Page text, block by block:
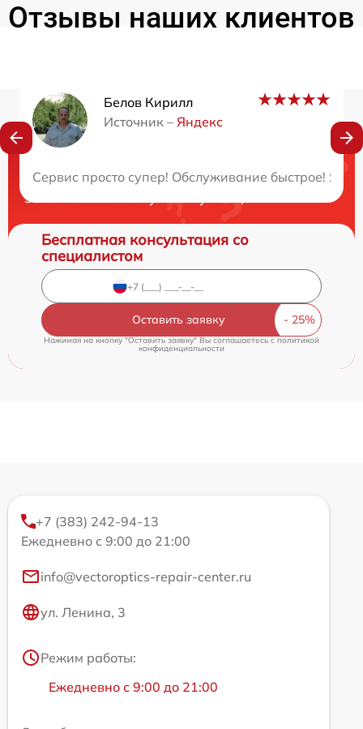
Отзывы наших клиентов
Белов Кирилл
Источник – Яндекс
Сервис просто супер! Обслуживание быстрое! Я
Нужна консультация?
Закажите бесплатную консультацию
Бесплатная консультация со
специалистом
Оставить заявку
Нажимая на кнопку "Оставить заявку" Вы соглашаетесь c политикой
конфиденциальности
+7 (383) 242-94-13
Ежедневно с 9:00 до 21:00
info@vectoroptics-repair-center.ru
ул. Ленина, 3
Режим работы:
Ежедневно с 9:00 до 21:00